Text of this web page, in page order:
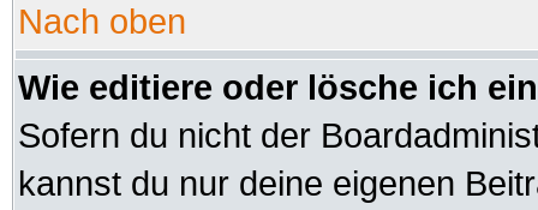
Nach oben
Wie editiere oder lösche ich
Sofern du nicht der
kannst du nur deine eigenen